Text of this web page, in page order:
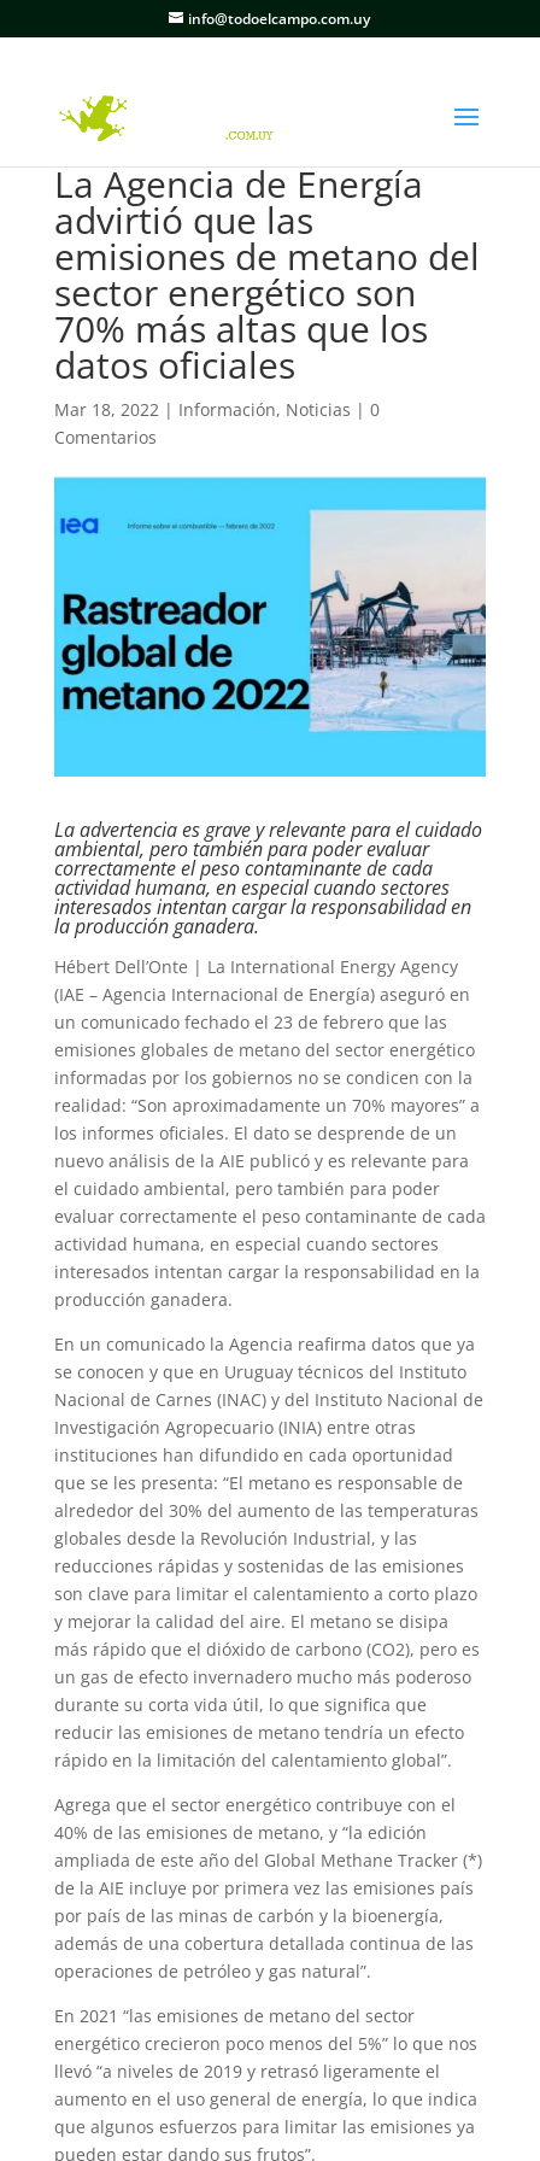
info@todoelcampo.com.uy
La Agencia de Energía
advirtió que las
emisiones de metano del
sector energético son
70% más altas que los
datos oficiales
Mar 18, 2022| Información, Noticias | 0
Comentarios
La advertencia es grave y relevante para el cuidado
ambiental, pero también para poder evaluar
correctamente el peso contaminante de cada
actividad humana, en especial cuando sectores
interesados intentan cargar la responsabilidad en
la producción ganadera.
Hébert Dell’Onte | La International Energy Agency
(IAE – Agencia Internacional de Energía) aseguró en
un comunicado fechado el 23 de febrero que las
emisiones globales de metano del sector energético
informadas por los gobiernos no se condicen con la
realidad: “Son aproximadamente un 70% mayores” a
los informes oficiales. El dato se desprende de un
nuevo análisis de la AIE publicó y es relevante para
el cuidado ambiental, pero también para poder
evaluar correctamente el peso contaminante de cada
actividad humana, en especial cuando sectores
interesados intentan cargar la responsabilidad en la
producción ganadera.
En un comunicado la Agencia reafirma datos que ya
se conocen y que en Uruguay técnicos del Instituto
Nacional de Carnes (INAC) y del Instituto Nacional de
Investigación Agropecuario (INIA) entre otras
instituciones han difundido en cada oportunidad
que se les presenta: “El metano es responsable de
alrededor del 30% del aumento de las temperaturas
globales desde la Revolución Industrial, y las
reducciones rápidas y sostenidas de las emisiones
son clave para limitar el calentamiento a corto plazo
y mejorar la calidad del aire. El metano se disipa
más rápido que el dióxido de carbono (CO2), pero es
un gas de efecto invernadero mucho más poderoso
durante su corta vida útil, lo que significa que
reducir las emisiones de metano tendría un efecto
rápido en la limitación del calentamiento global”.
Agrega que el sector energético contribuye con el
40% de las emisiones de metano, y “la edición
ampliada de este año del Global Methane Tracker (*)
de la AIE incluye por primera vez las emisiones país
por país de las minas de carbón y la bioenergía,
además de una cobertura detallada continua de las
operaciones de petróleo y gas natural”.
En 2021 “las emisiones de metano del sector
energético crecieron poco menos del 5%” lo que nos
llevó “a niveles de 2019 y retrasó ligeramente el
aumento en el uso general de energía, lo que indica
que algunos esfuerzos para limitar las emisiones ya
pueden estar dando sus frutos”.